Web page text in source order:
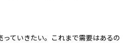
っていきたい。これまで需要はあるの